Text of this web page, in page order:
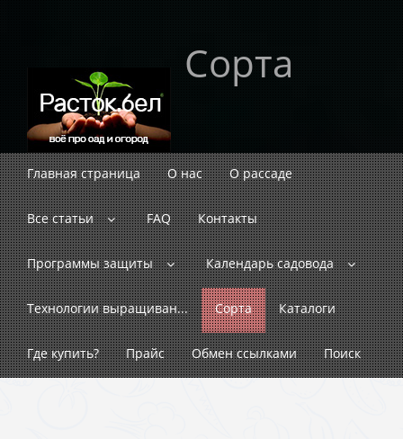
Сорта
Главная страница О нас О рассаде
Все статьи FAQ Контакты
Программы защиты Календарь садовода
Технологии выращиван... Сорта Каталоги
Где купить? Прайс Обмен ссылками Поиск